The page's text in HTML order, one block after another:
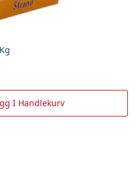
I Handlekurv